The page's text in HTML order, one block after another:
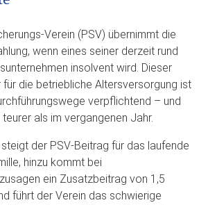
Verein (PSV) übernimmt die
wenn eines seiner derzeit rund
insolvent wird. Dieser
für die betriebliche Altersversorgung ist
verpflichtend – und
als im vergangenen Jahr.
der PSV-Beitrag für das laufende
hinzu kommt bei
ein Zusatzbeitrag von 1,5
führt der Verein das schwierige